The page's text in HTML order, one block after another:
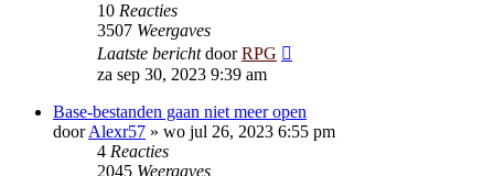
10 Reacties
3507 Weergaves
Laatste berichtdoorRPG
za sep 30, 2023 9:39 am
Base-bestanden gaan niet meer open
doorAlexr57 » wo jul 26, 2023 6:55 pm
4 Reacties
2045 Weergaves